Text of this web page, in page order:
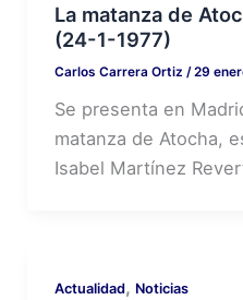
La matanza de
(24-1-1977)
Carlos Carrera Ortiz /29
Se presenta en
matanza de Atocha,
Isabel Martínez
Actualidad, Noticias